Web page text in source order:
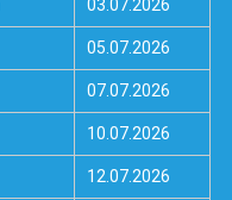
03.07.2026
05.07.2026
07.07.2026
10.07.2026
12.07.2026